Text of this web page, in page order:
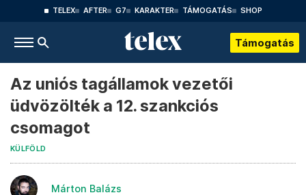
TELEX AFTER G7 KARAKTER TÁMOGATÁS SHOP
Támogatás
Az uniós tagállamok vezetői
üdvözölték a 12. szankciós
csomagot
KÜLFÖLD
Márton Balázs